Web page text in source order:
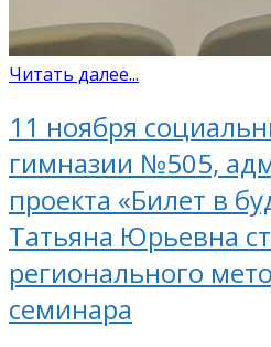
Читать далее...
11 ноября
гимназии №505,
проекта «Билет в
Татьяна Юрьевна
регионального
семинара